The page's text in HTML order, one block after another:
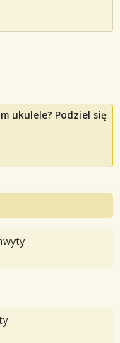
ukulele? Podziel się